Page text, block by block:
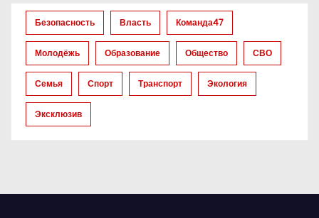
а
п
и
с
я
Безопасность Власть Команда47
Молодёжь Образование Общество СВО
Семья Спорт Транспорт Экология
Эксклюзив